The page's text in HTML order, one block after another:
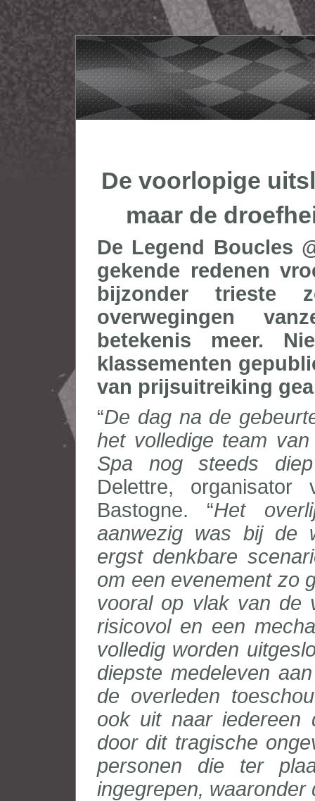
De voorlopige
maar de
De Legend Boucles
gekende redenen
bijzonder trieste
overwegingen
betekenis meer.
klassementen
van prijsuitreiking
“De dag na de
het volledige team
Spa nog steeds diep
Delettre,
Bastogne. “Het
aanwezig was bij de
ergst denkbare
om een evenement zo
vooral op vlak van de
risicovol en een
volledig worden
diepste medeleven
de overleden
ook uit naar iedereen
door dit tragische
personen die ter
ingegrepen,